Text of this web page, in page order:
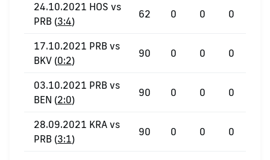
24.10.2021 HOS vs
PRB (3:4)
62 0 0 0
17.10.2021 PRB vs
BKV (0:2)
90 0 0 0
03.10.2021 PRB vs
BEN (2:0)
90 0 0 0
28.09.2021 KRA vs
PRB (3:1)
90 0 0 0